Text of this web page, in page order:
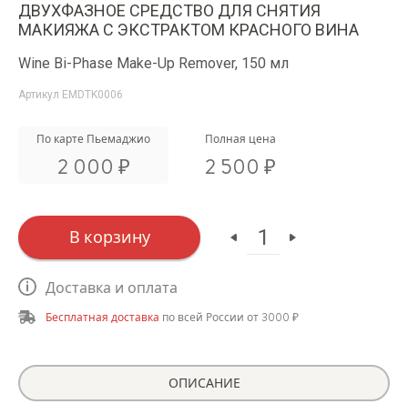
ДВУХФАЗНОЕ СРЕДСТВО ДЛЯ СНЯТИЯ
МАКИЯЖА С ЭКСТРАКТОМ КРАСНОГО ВИНА
Wine Bi-Phase Make-Up Remover, 150 мл
Артикул EMDTK0006
По карте Пьемаджио
2 000 ₽
Полная цена
2 500 ₽
в корзину
Доставка и оплата
Бесплатная доставка по всей России от 3000 ₽
ОПИСАНИЕ